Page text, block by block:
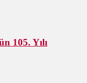
105. Yılı